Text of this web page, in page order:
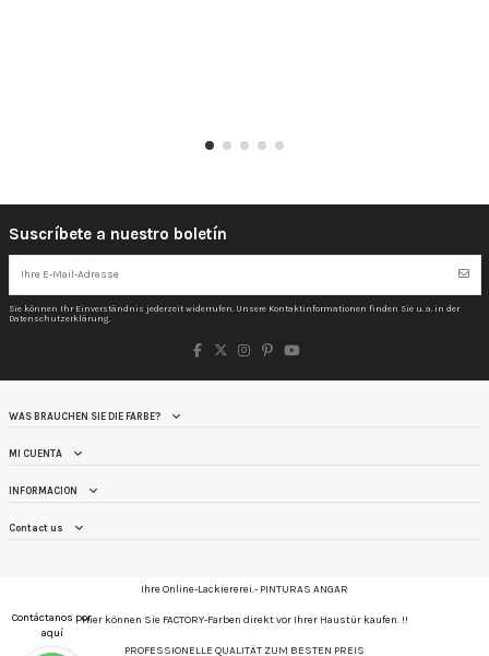
Contáctanos por
aquí
Suscríbete a nuestro boletín
Sie können Ihr Einverständnis jederzeit widerrufen. Unsere Kontaktinformationen finden Sie u. a. in der
Datenschutzerklärung.
WAS BRAUCHEN SIE DIE FARBE?
MI CUENTA
INFORMACION
Contact us
Ihre Online-Lackiererei.- PINTURAS ANGAR
Hier können Sie FACTORY-Farben direkt vor Ihrer Haustür kaufen. !!
PROFESSIONELLE QUALITÄT ZUM BESTEN PREIS